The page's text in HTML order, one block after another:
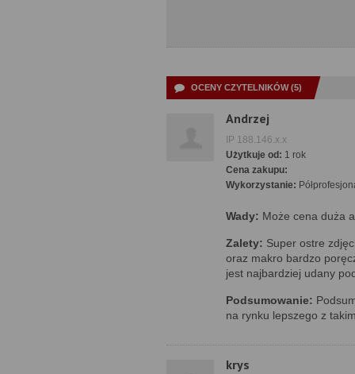
OCENY CZYTELNIKÓW (5)
Andrzej
IP 188.146.x.x
Użytkuje od: 1 rok
Cena zakupu:
Wykorzystanie:
Wady: Może cena duża
Zalety: Super ostre
oraz makro bardzo
jest najbardziej udany
Podsumowanie:
na rynku lepszego z
krys